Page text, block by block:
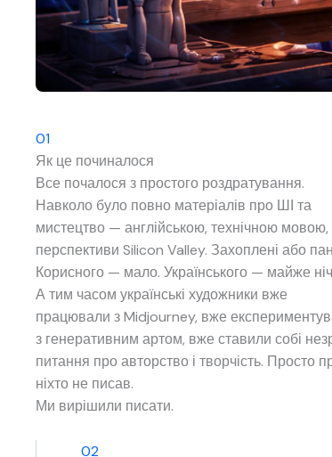
01
Як це починалося
Все почалося з простого роздратування.
Навколо було повно матеріалів про ШІ та
мистецтво — англійською, технічною мовою,
перспективи Silicon Valley. Захоплені або
Корисного — мало. Українського — майже
А тим часом українські художники вже
працювали з Midjourney, вже
з генеративним артом, вже ставили собі
питання про авторство і творчість. Просто
ніхто не писав.
Ми вирішили писати.
02